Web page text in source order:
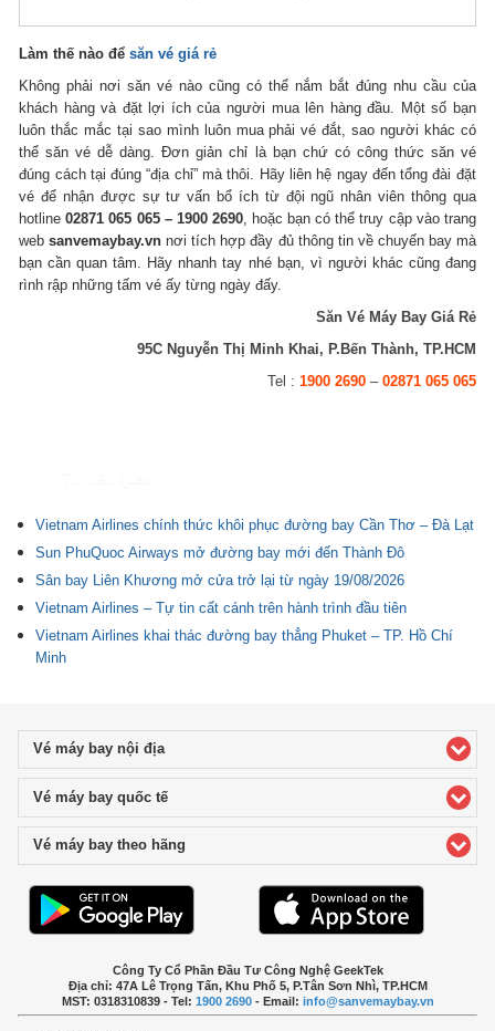
Làm thế nào đểsăn vé giá rẻ
Không phải nơi săn vé nào cũng có thể nắm bắt đúng nhu cầu của
khách hàng và đặt lợi ích của người mua lên hàng đầu. Một số bạn
luôn thắc mắc tại sao mình luôn mua phải vé đắt, sao người khác có
thể săn vé dễ dàng. Đơn giản chỉ là bạn chứ có công thức săn vé
đúng cách tại đúng “địa chỉ” mà thôi. Hãy liên hệ ngay đến tổng đài đặt
vé để nhận được sự tư vấn bổ ích từ đội ngũ nhân viên thông qua
hotline02871 065 065 – 1900 2690, hoặc bạn có thể truy cập vào trang
websanvemaybay.vn nơi tích hợp đầy đủ thông tin về chuyến bay mà
bạn cần quan tâm. Hãy nhanh tay nhé bạn, vì người khác cũng đang
rình rập những tấm vé ấy từng ngày đấy.
Săn Vé Máy Bay Giá Rẻ
95C Nguyễn Thị Minh Khai, P.Bến Thành, TP.HCM
Tel : 1900 2690– 02871 065 065
Vietnam Airlines chính thức khôi phục đường bay Cần Thơ – Đà Lạt
Sun PhuQuoc Airways mở đường bay mới đến Thành Đô
Sân bay Liên Khương mở cửa trở lại từ ngày 19/08/2026
Vietnam Airlines – Tự tin cất cánh trên hành trình đầu tiên
Vietnam Airlines khai thác đường bay thẳng Phuket – TP. Hồ Chí
Minh
Vé máy bay nội địaclick to expand contents
Vé máy bay quốc tếclick to expand contents
Vé máy bay theo hãng
Công Ty Cổ Phần Đầu Tư Công Nghệ GeekTek
Địa chỉ: 47A Lê Trọng Tấn, Khu Phố 5, P.Tân Sơn Nhì, TP.HCM
MST: 0318310839 - Tel: 1900 2690- Email: info@sanvemaybay.vn